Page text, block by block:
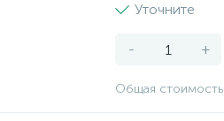
Уточните
- +
Общая стоимость
Чайники заварочні